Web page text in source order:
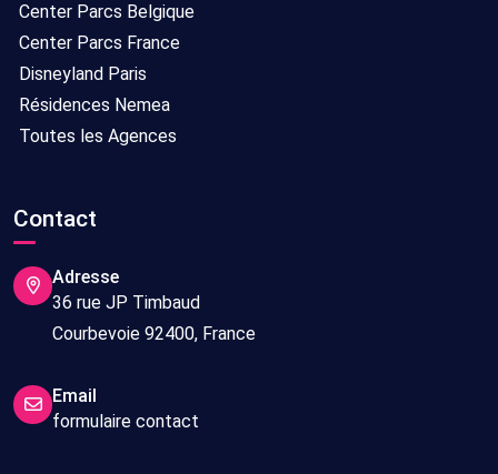
Center Parcs Belgique
Center Parcs France
Disneyland Paris
Résidences Nemea
Toutes les Agences
Contact
Adresse
36 rue JP Timbaud
Courbevoie 92400, France
Email
formulaire contact